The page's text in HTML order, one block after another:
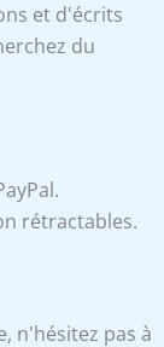
et d'écrits
du
rétractables.
n'hésitez pas à